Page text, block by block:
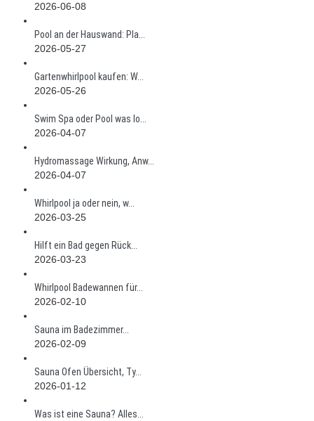
2026-06-08
Pool an der Hauswand: Pla...
2026-05-27
Gartenwhirlpool kaufen: W...
2026-05-26
Swim Spa oder Pool was lo...
2026-04-07
Hydromassage Wirkung, Anw...
2026-04-07
Whirlpool ja oder nein, w...
2026-03-25
Hilft ein Bad gegen Rück...
2026-03-23
Whirlpool Badewannen für...
2026-02-10
Sauna im Badezimmer...
2026-02-09
Sauna Ofen Übersicht, Ty...
2026-01-12
Was ist eine Sauna? Alles...